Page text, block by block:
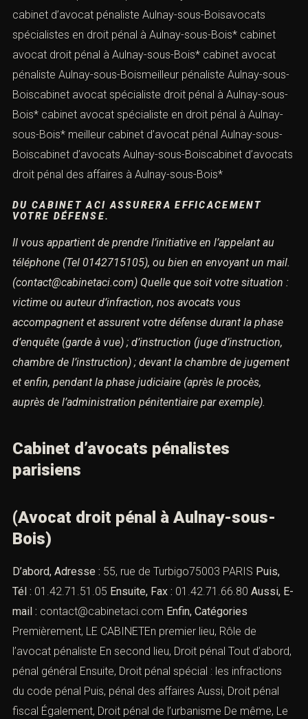
cabinet d’avocat pénaliste Aulnay-sous-Boisavocats
spécialistes en droit pénal à Aulnay-sous-Bois* cabinet
avocat droit pénal à Aulnay-sous-Bois* cabinet avocat
pénaliste Aulnay-sous-Boismeilleur pénaliste Aulnay-sous-
Boiscabinet avocat spécialiste droit pénal à Aulnay-sous-
Bois* cabinet avocat spécialiste en droit pénal à Aulnay-
sous-Bois* meilleur cabinet d’avocat pénal Aulnay-sous-
Boiscabinet d’avocats Aulnay-sous-Boiscabinet d’avocats
droit pénal des affaires à Aulnay-sous-Bois*
DU CABINET ACI ASSURERA EFFICACEMENT
VOTRE DÉFENSE.
Il vous appartient de prendre l’initiative en l’appelant au
téléphone (Tel 0142715105), ou bien en envoyant un mail.
(contact@cabinetaci.com) Quelle que soit votre situation :
victime ou auteur d’infraction, nos avocats vous
accompagnent et assurent votre défense durant la phase
d’enquête (garde à vue) ; d’instruction (juge d’instruction,
chambre de l’instruction) ; devant la chambre de jugement
et enfin, pendant la phase judiciaire (après le procès,
auprès de l’administration pénitentiaire par exemple).
Cabinet d’avocats pénalistes
parisiens
(Avocat droit pénal à Aulnay-sous-
Bois)
D’abord, Adresse : 55, rue de Turbigo75003 PARIS Puis,
Tél : 01.42.71.51.05 Ensuite, Fax : 01.42.71.66.80 Aussi, E-
mail : contact@cabinetaci.com Enfin, Catégories
Premièrement, LE CABINETEn premier lieu, Rôle de
l’avocat pénaliste En second lieu, Droit pénal Tout d’abord,
pénal général Ensuite, Droit pénal spécial : les infractions
du code pénal Puis, pénal des affaires Aussi, Droit pénal
fiscal Également, Droit pénal de l’urbanisme De même, Le